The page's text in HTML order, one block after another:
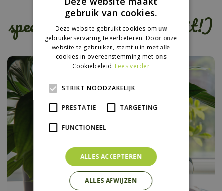
Kinderen willen geen
speeltoestel meer (maar dit!)
gebruik van cookies.
Deze website gebruikt cookies om uw
gebruikerservaring te verbeteren. Door onze
website te gebruiken, stemt u in met alle
cookies in overeenstemming met ons
Cookiebeleid. Lees verder
STRIKT NOODZAKELIJK
PRESTATIE TARGETING
FUNCTIONEEL
ALLES ACCEPTEREN
ALLES AFWIJZEN